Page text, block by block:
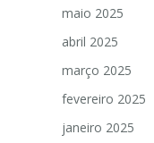
maio 2025
abril 2025
março 2025
fevereiro 2025
janeiro 2025